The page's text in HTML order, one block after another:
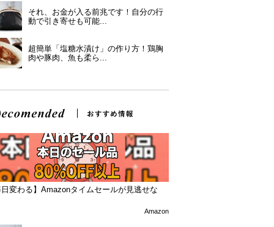
それ、お金が入る前兆です！自分の行
動で引き寄せも可能...
超簡単「塩糖水漬け」の作り方！鶏胸
肉や豚肉、魚も柔ら...
変わる】Amazonタイムセールが見逃せな
Amazon